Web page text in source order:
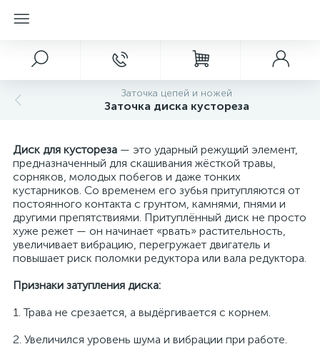
Заточка цепей и ножей
Заточка диска кустореза
Диск для кустореза — это ударный режущий элемент,
предназначенный для скашивания жёсткой травы,
сорняков, молодых побегов и даже тонких
кустарников. Со временем его зубья притупляются от
постоянного контакта с грунтом, камнями, пнями и
другими препятствиями. Притуплённый диск не просто
хуже режет — он начинает «рвать» растительность,
увеличивает вибрацию, перегружает двигатель и
повышает риск поломки редуктора или вала редуктора.
Признаки затупления диска:
1. Трава не срезается, а выдёргивается с корнем.
2. Увеличился уровень шума и вибрации при работе.